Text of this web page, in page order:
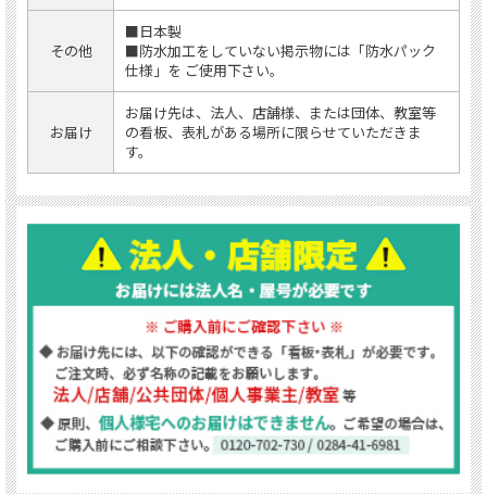
その他
■日本製
■防水加工をしていない掲示物には「防水パック
仕様」を ご使用下さい。
お届け
お届け先は、法人、店舗様、または団体、教室等
の看板、表札がある場所に限らせていただきま
す。